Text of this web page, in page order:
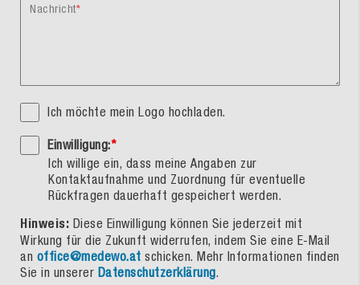
Nachricht
Ich möchte mein Logo hochladen.
Einwilligung:*
Ich willige ein, dass meine Angaben zur
Kontaktaufnahme und Zuordnung für eventuelle
Rückfragen dauerhaft gespeichert werden.
Hinweis: Diese Einwilligung können Sie jederzeit mit
Wirkung für die Zukunft widerrufen, indem Sie eine E-Mail
an office@medewo.at schicken. Mehr Informationen finden
Sie in unserer Datenschutzerklärung.